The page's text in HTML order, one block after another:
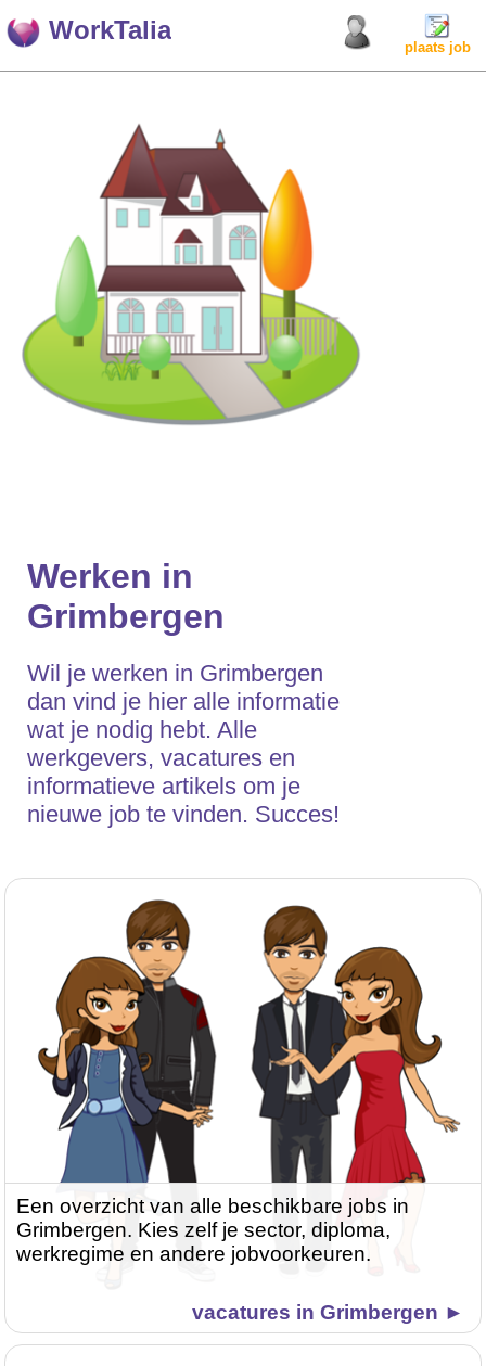
WorkTalia
plaats job
Werken in
Grimbergen
Wil je werken in Grimbergen
dan vind je hier alle informatie
wat je nodig hebt. Alle
werkgevers, vacatures en
informatieve artikels om je
nieuwe job te vinden. Succes!
Een overzicht van alle beschikbare jobs in
Grimbergen. Kies zelf je sector, diploma,
werkregime en andere jobvoorkeuren.
vacatures in Grimbergen ►